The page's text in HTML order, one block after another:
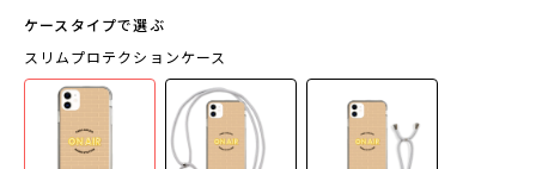
ケースタイプで選ぶ
スリムプロテクションケース